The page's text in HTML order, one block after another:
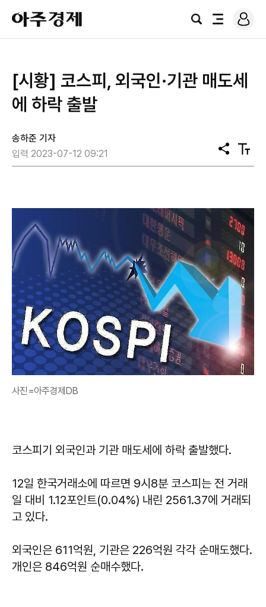
아
주
경
검
전
로
그
[시황] 코스피, 외국인·기관 매도세
에 하락 출발
송하준 기자
입력 2023-07-12 09:21
공
유
텍
스
사진=아주경제DB
코스피기 외국인과 기관 매도세에 하락 출발했다.
12일 한국거래소에 따르면 9시8분 코스피는 전 거래
일 대비 1.12포인트(0.04%) 내린 2561.37에 거래되
고 있다.
외국인은 611억원, 기관은 226억원 각각 순매도했다.
개인은 846억원 순매수했다.